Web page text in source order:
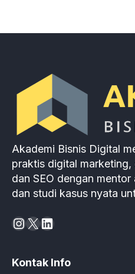
Akademi Bisnis Digital
praktis digital
dan SEO dengan
dan studi kasus nyata
Instagram
X LinkedIn
Kontak Info